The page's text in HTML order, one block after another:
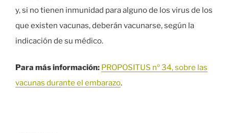
y, si no tienen inmunidad para alguno de los virus de los
que existen vacunas, deberán vacunarse, según la
indicación de su médico.
Para más información: PROPOSITUS nº 34, sobre las
vacunas durante el embarazo.